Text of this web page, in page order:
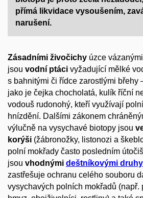
přímá likvidace vysoušením,
narušení.
Zásadními živočichy úzce
jsou vodní ptáci vyžadující mělké
s bahnitými či řídce zarostlými břehy
jako je čejka chocholatá, kulík říční
vodouš rudonohý, kteří využívají
hnízdění. Dalšími zákonem
výlučně na vysychavé biotopy jsou
korýši (žábronožky, listonozi a
polní mokřady často posledním
jsou vhodnými deštníkovými druhy
zastřešuje ochranu celého souboru
vysychavých polních mokřadů (např.